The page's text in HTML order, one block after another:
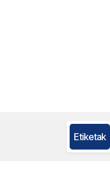
Etiketak